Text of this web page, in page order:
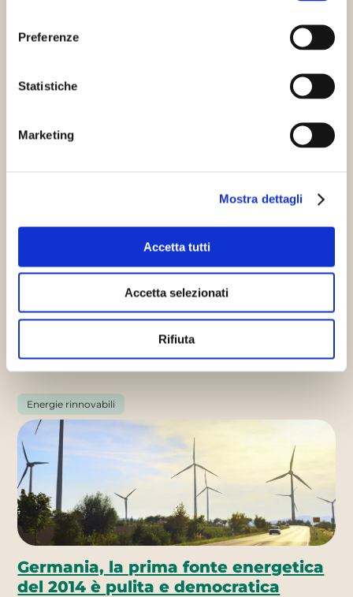
Preferenze
Statistiche
Marketing
Mostra dettagli
Accetta tutti
Accetta selezionati
Rifiuta
energia termica. Una…
Energie rinnovabili
Germania, la prima fonte energetica
del 2014 è pulita e democratica